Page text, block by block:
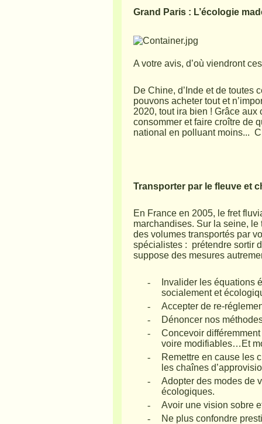
Grand Paris : L’écologie
A votre avis, d’où viendront
De Chine, d’Inde et de toutes
pouvons acheter tout et
2020, tout ira bien ! Grâce
consommer et faire croître de
national en polluant moins...
Transporter par le fleuve et
En France en 2005, le fret
marchandises. Sur la seine,
des volumes transportés par
spécialistes : prétendre sortir
suppose des mesures
-
Invalider les équations
socialement et
-
Accepter de re-
-
Dénoncer nos
-
Concevoir
voire modifiables…Et
-
Remettre en cause les
les chaînes
-
Adopter des modes de
écologiques.
-
Avoir une vision sobre
-
Ne plus confondre